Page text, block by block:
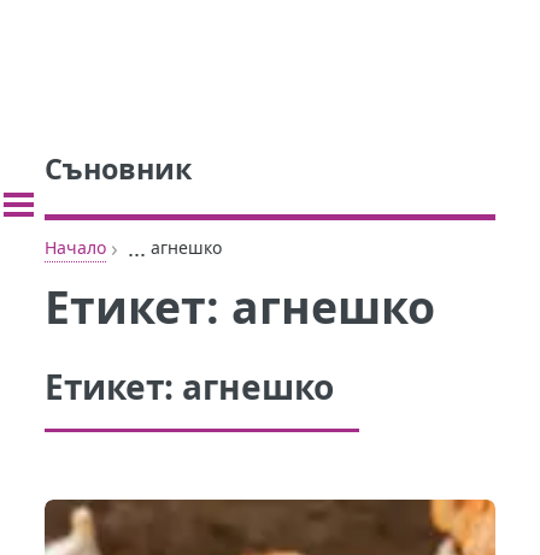
Съновник
Начало › ... агнешко
Етикет: агнешко
Етикет: агнешко